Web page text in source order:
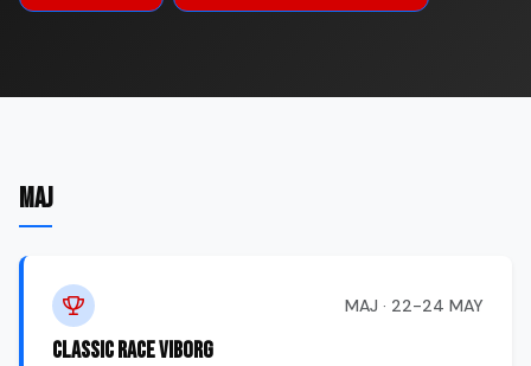
MAJ
MAJ · 22-24 MAY
Classic Race Viborg